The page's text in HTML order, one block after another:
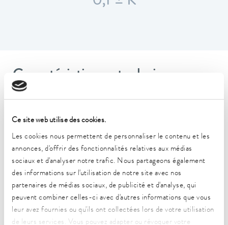
Ce site web utilise des cookies.
Les cookies nous permettent de personnaliser le contenu et les
annonces, d'offrir des fonctionnalités relatives aux médias
sociaux et d'analyser notre trafic. Nous partageons également
des informations sur l'utilisation de notre site avec nos
partenaires de médias sociaux, de publicité et d'analyse, qui
peuvent combiner celles-ci avec d'autres informations que vous
leur avez fournies ou qu'ils ont collectées lors de votre utilisation
de leurs services. Vous pouvez adapter ou révoquer votre
Caractéristiques techniques
(selon DIN 12876)
25 ... 100 °C
Plage de température ambiante
10 ... 40 °C
Constance de la température